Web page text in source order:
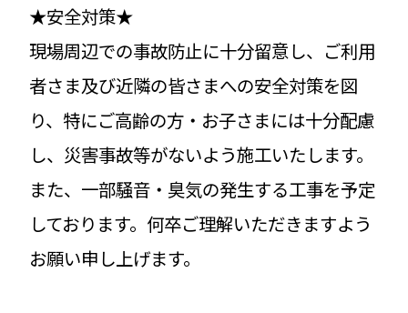
★安全対策★
現場周辺での事故防止に十分留意し、ご利用
者さま及び近隣の皆さまへの安全対策を図
り、特にご高齢の方・お子さまには十分配慮
し、災害事故等がないよう施工いたします。
また、一部騒音・臭気の発生する工事を予定
しております。何卒ご理解いただきますよう
お願い申し上げます。